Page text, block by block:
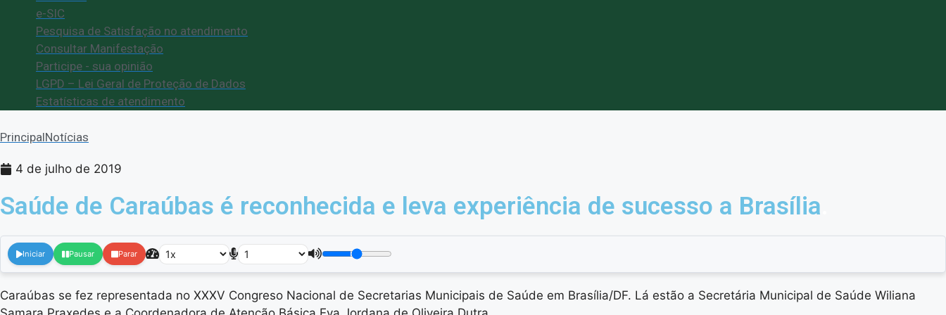
e-SIC
Pesquisa de Satisfação no atendimento
Consultar Manifestação
Participe - sua opinião
LGPD – Lei Geral de Proteção de Dados
Estatísticas de atendimento
PrincipalNotícias
4 de julho de 2019
Saúde de Caraúbas é reconhecida e leva experiência de sucesso a Brasília
Iniciar Pausar Parar
Caraúbas se fez representada no XXXV Congreso Nacional de Secretarias Municipais de Saúde em Brasília/DF. Lá estão a Secretária Municipal de Saúde Wiliana